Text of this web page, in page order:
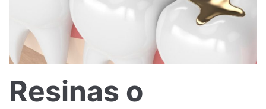
Resinas o